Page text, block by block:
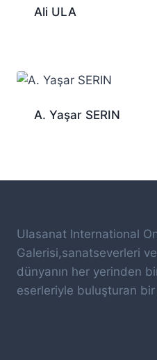
Ali ULA
A. Yaşar SERIN
Ulasanat International
Galerisi,sanatseverleri
dünyanın her yerinden
eserleriyle buluşturan